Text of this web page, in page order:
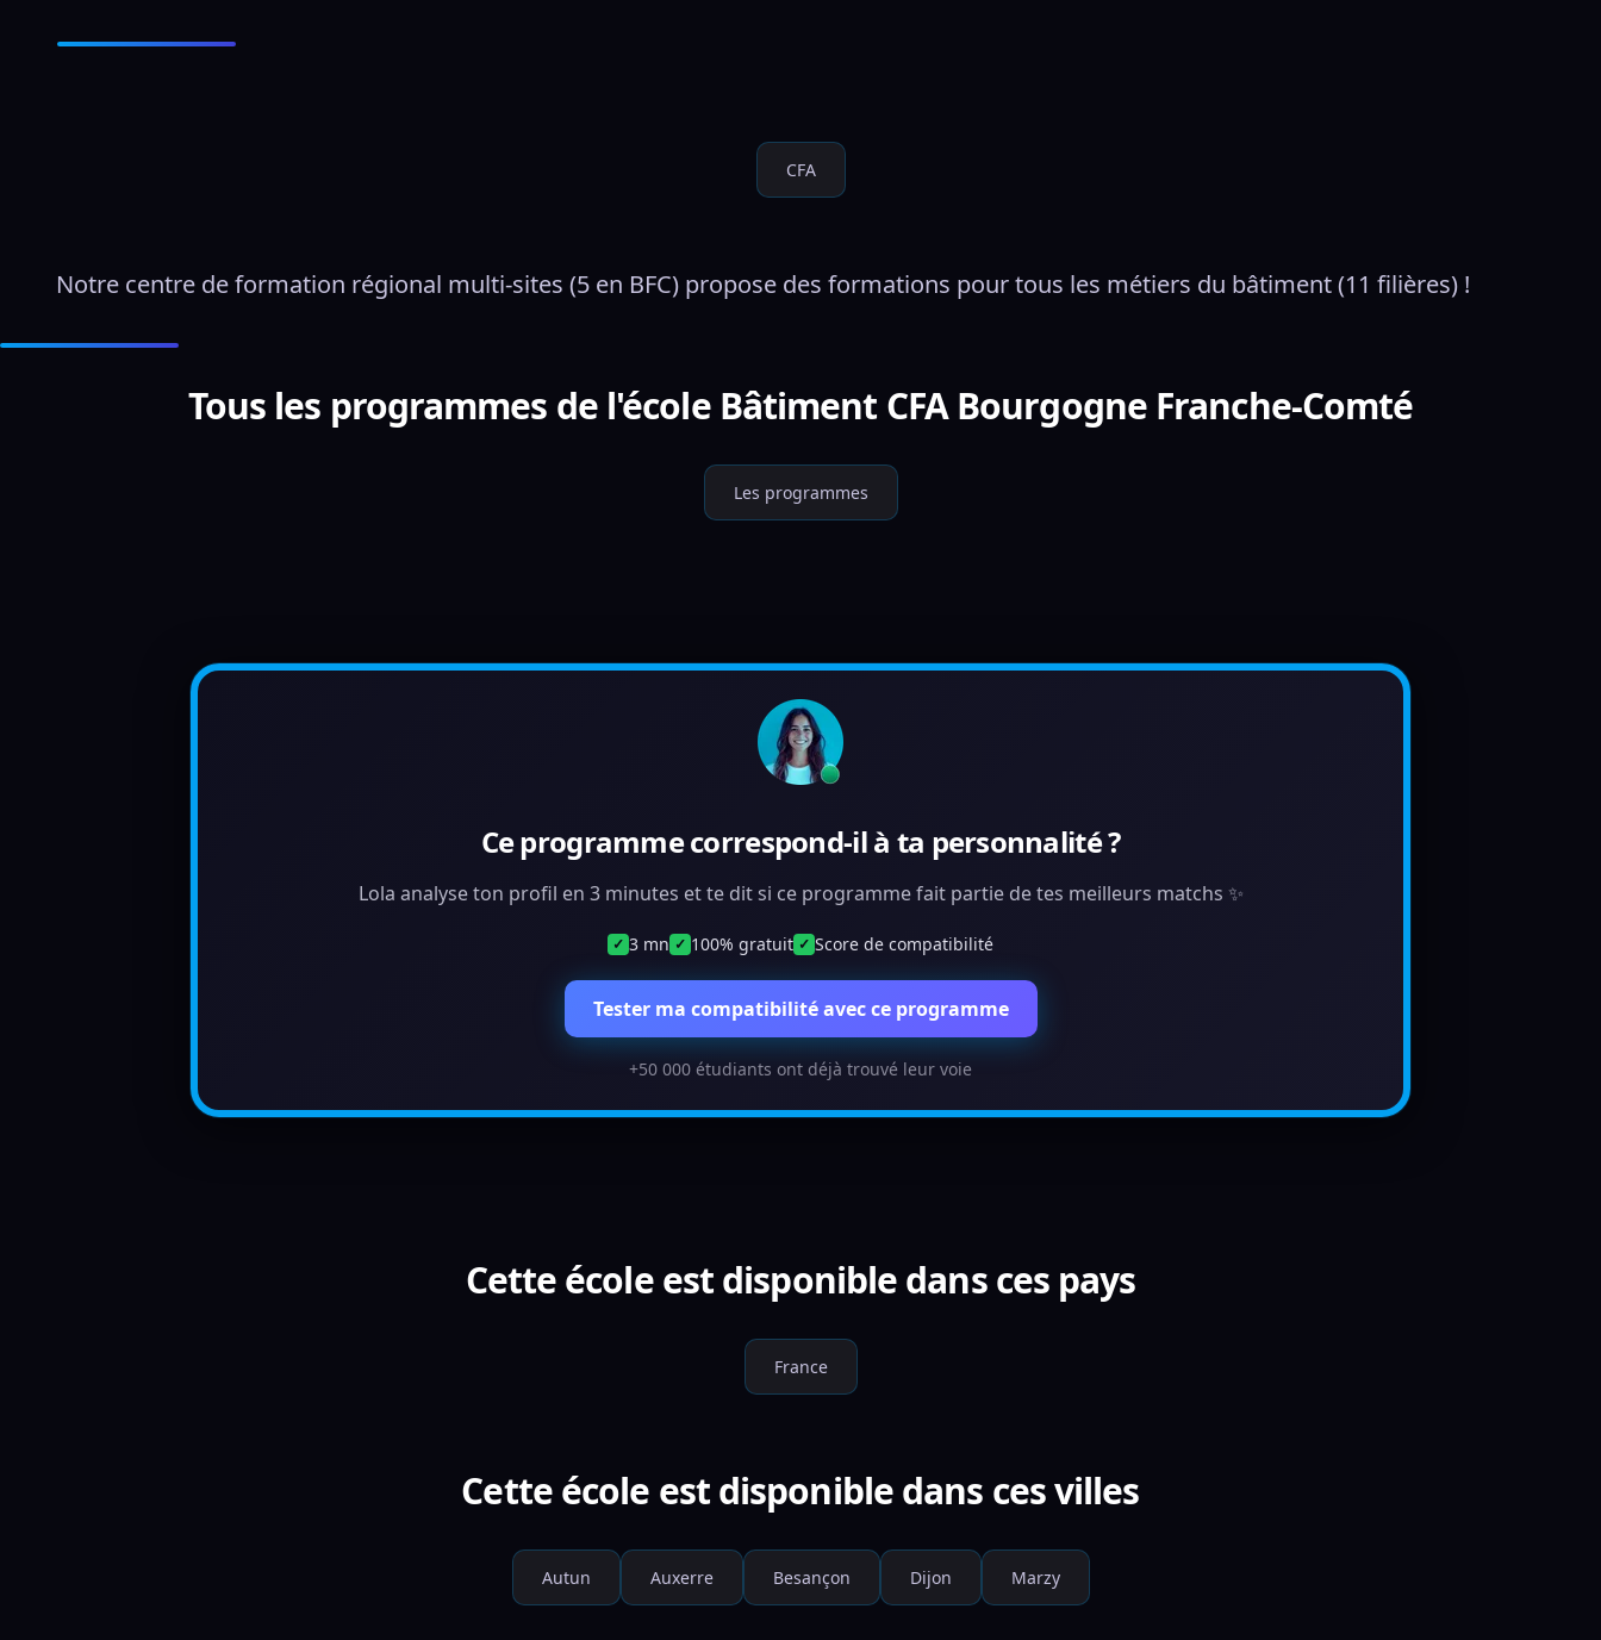
CFA
Notre centre de formation régional multi-sites (5 en BFC) propose des formations pour tous les métiers du bâtiment (11 filières) !
Tous les programmes de l'école Bâtiment CFA Bourgogne Franche-Comté
Les programmes
Ce programme correspond-il à ta personnalité ?
Lola analyse ton profil en 3 minutes et te dit si ce programme fait partie de tes meilleurs matchs ✨
✓ 3 mn ✓ 100% gratuit ✓ Score de compatibilité
Tester ma compatibilité avec ce programme
+50 000 étudiants ont déjà trouvé leur voie
Cette école est disponible dans ces pays
France
Cette école est disponible dans ces villes
Autun Auxerre Besançon Dijon Marzy